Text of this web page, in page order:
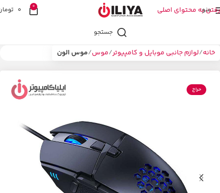
رفتن به محتوای اصلی
منو 0
0
جستجو
خانه لوازم جانبی موبایل و کامپیوتر موس موس الون
حراج